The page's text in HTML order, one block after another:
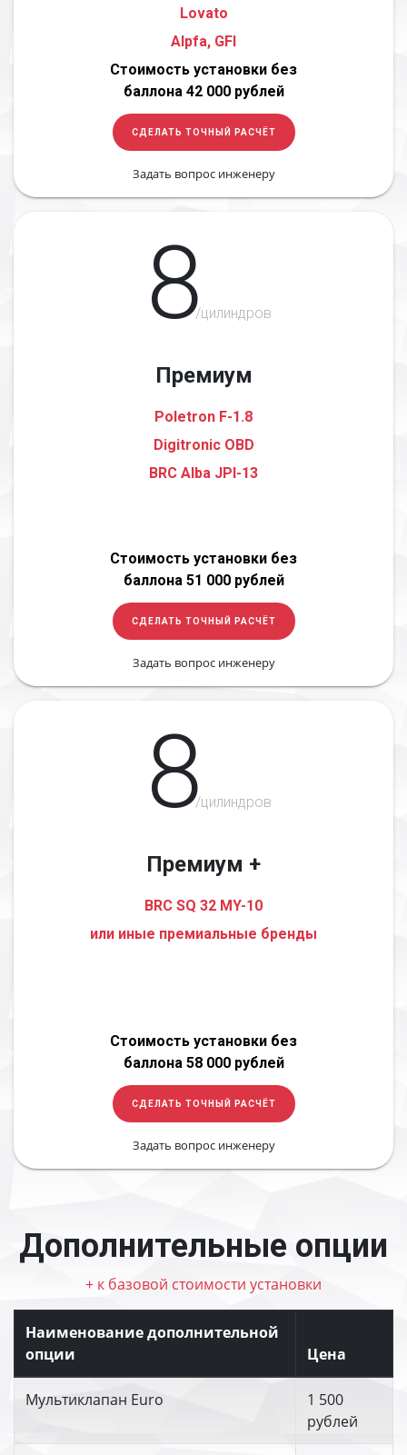
Lovato
Alpfa, GFI
Стоимость установки без
баллона 42 000 рублей
СДЕЛАТЬ ТОЧНЫЙ РАСЧЁТ
Задать вопрос инженеру
8/цилиндров
Премиум
Poletron F-1.8
Digitronic OBD
BRC Alba JPI-13
Стоимость установки без
баллона 51 000 рублей
СДЕЛАТЬ ТОЧНЫЙ РАСЧЁТ
Задать вопрос инженеру
8/цилиндров
Премиум +
BRC SQ 32 MY-10
или иные премиальные бренды
Стоимость установки без
баллона 58 000 рублей
СДЕЛАТЬ ТОЧНЫЙ РАСЧЁТ
Задать вопрос инженеру
Дополнительные опции
+ к базовой стоимости установки
Наименование дополнительной
опции
Цена
Мультиклапан Euro
1 500
рублей